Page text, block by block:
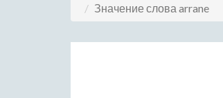
Значение слова arrane